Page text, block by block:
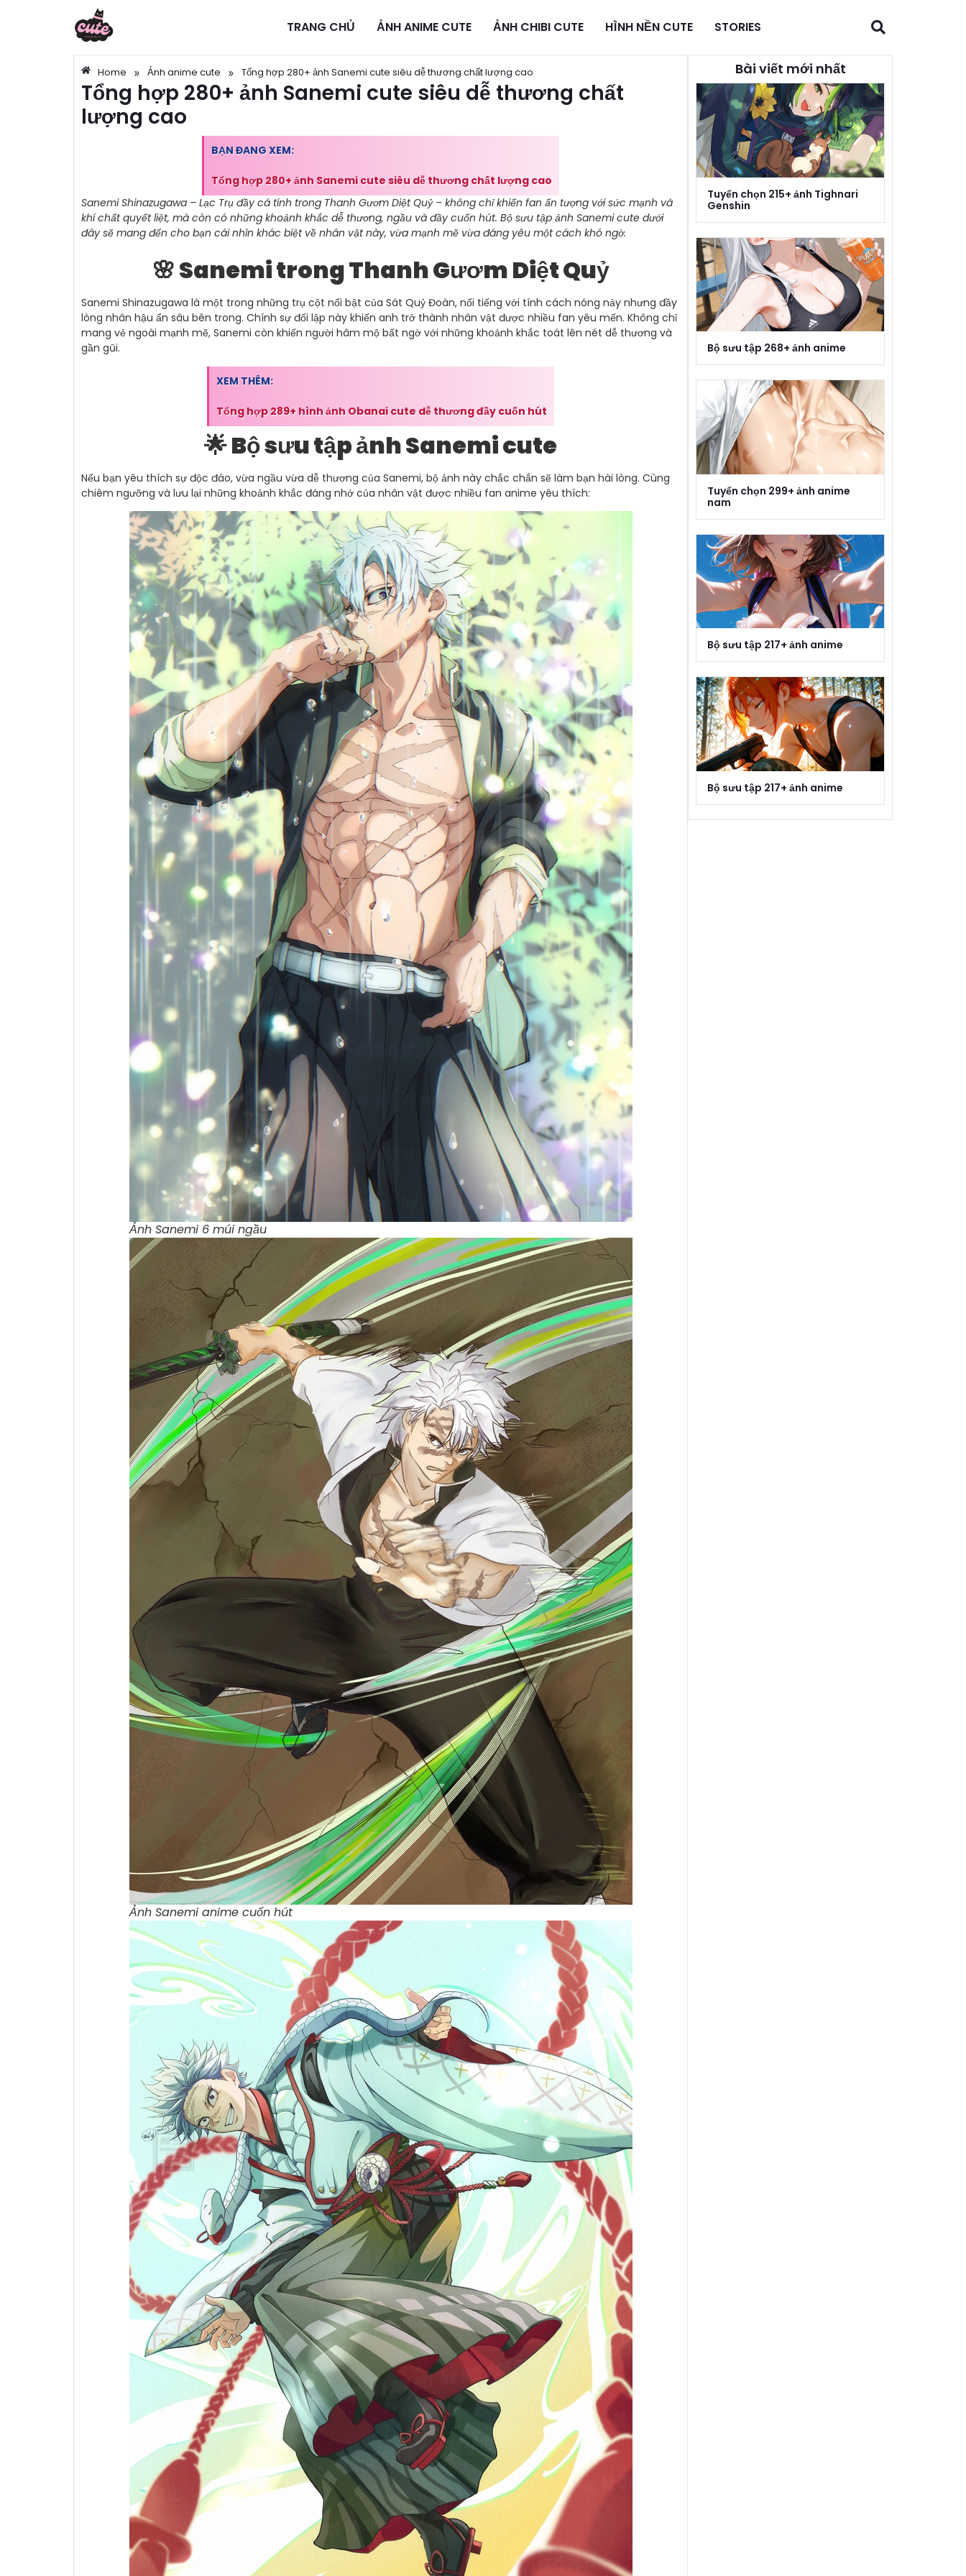
TRANG CHỦ ẢNH ANIME CUTE ẢNH CHIBI CUTE HÌNH NỀN CUTE STORIES
Home » Ảnh anime cute » Tổng hợp 280+ ảnh Sanemi cute siêu dễ thương chất lượng cao
Tổng hợp 280+ ảnh Sanemi cute siêu dễ thương chất
lượng cao
BẠN ĐANG XEM:
Tổng hợp 280+ ảnh Sanemi cute siêu dễ thương chất lượng cao
Sanemi Shinazugawa – Lạc Trụ đầy cá tính trong Thanh Gươm Diệt Quỷ – không chỉ khiến fan ấn tượng với sức mạnh và
khí chất quyết liệt, mà còn có những khoảnh khắc dễ thương, ngầu và đầy cuốn hút. Bộ sưu tập ảnh Sanemi cute dưới
đây sẽ mang đến cho bạn cái nhìn khác biệt về nhân vật này, vừa mạnh mẽ vừa đáng yêu một cách khó ngờ.
🌸 Sanemi trong Thanh Gươm Diệt Quỷ
Sanemi Shinazugawa là một trong những trụ cột nổi bật của Sát Quỷ Đoàn, nổi tiếng với tính cách nóng nảy nhưng đầy
lòng nhân hậu ẩn sâu bên trong. Chính sự đối lập này khiến anh trở thành nhân vật được nhiều fan yêu mến. Không chỉ
mang vẻ ngoài mạnh mẽ, Sanemi còn khiến người hâm mộ bất ngờ với những khoảnh khắc toát lên nét dễ thương và
gần gũi.
XEM THÊM:
Tổng hợp 289+ hình ảnh Obanai cute dễ thương đầy cuốn hút
🌟 Bộ sưu tập ảnh Sanemi cute
Nếu bạn yêu thích sự độc đáo, vừa ngầu vừa dễ thương của Sanemi, bộ ảnh này chắc chắn sẽ làm bạn hài lòng. Cùng
chiêm ngưỡng và lưu lại những khoảnh khắc đáng nhớ của nhân vật được nhiều fan anime yêu thích:
Ảnh Sanemi 6 múi ngầu
Ảnh Sanemi anime cuốn hút
Bài viết mới nhất
Tuyển chọn 215+ ảnh Tighnari
Genshin
Bộ sưu tập 268+ ảnh anime
Tuyển chọn 299+ ảnh anime
nam
Bộ sưu tập 217+ ảnh anime
Bộ sưu tập 217+ ảnh anime